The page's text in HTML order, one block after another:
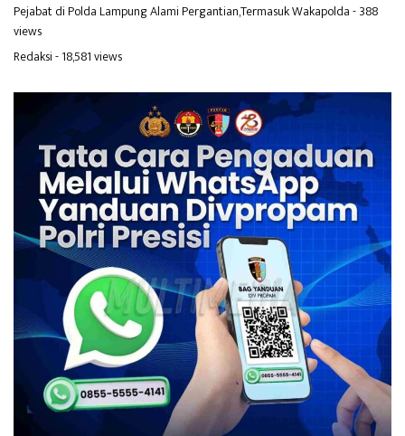
Pejabat di Polda Lampung Alami Pergantian,Termasuk Wakapolda- 388
views
Redaksi- 18,581 views